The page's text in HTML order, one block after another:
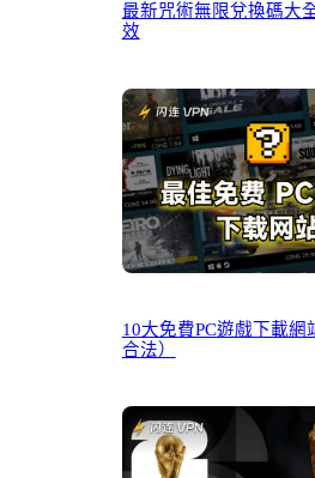
最新咒術無限兌換碼大
效
10大免費PC遊戲下載網
合法）